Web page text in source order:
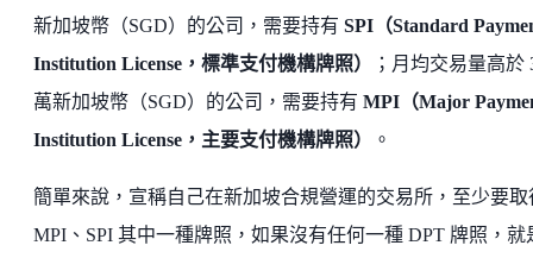
新加坡幣（SGD）的公司，需要持有 SPI（Standard
Institution License，標準支付機構牌照）
；月均交易量高於
萬新加坡幣（SGD）的公司，需要持有 MPI（Major
Institution License，主要支付機構牌照）
。
簡單來說，宣稱自己在新加坡合規營運的交易所，至少要取
MPI、SPI 其中一種牌照，如果沒有任何一種 DPT 牌照，就